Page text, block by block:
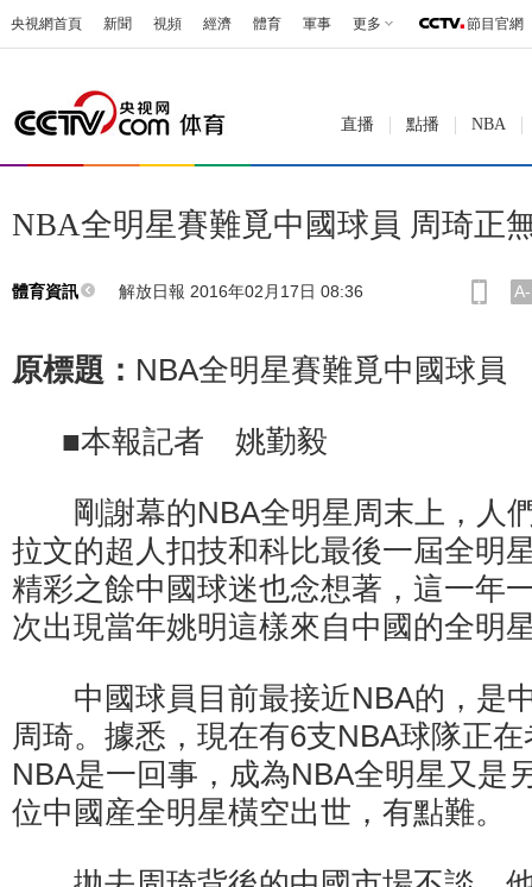
央視網首頁 新聞 視頻 經濟 體育 軍事 更多 節目官網
直播 點播 NBA
NBA全明星賽難覓中國球員 周琦正
體育資訊 解放日報 2016年02月17日 08:36 A-
原標題： NBA全明星賽難覓中國球員
■本報記者 姚勤毅
剛謝幕的NBA全明星周末上，人們
拉文的超人扣技和科比最後一屆全明
精彩之餘中國球迷也念想著，這一年
次出現當年姚明這樣來自中國的全明
中國球員目前最接近NBA的，是
周琦。據悉，現在有6支NBA球隊正
NBA是一回事，成為NBA全明星又是
位中國産全明星橫空出世，有點難。